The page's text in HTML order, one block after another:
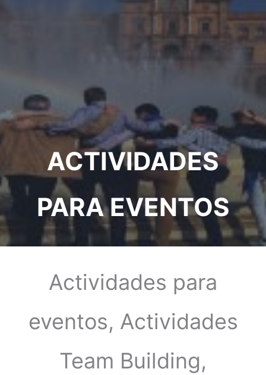
ACTIVIDADES
PARA EVENTOS
Actividades para
eventos, Actividades
Team Building,